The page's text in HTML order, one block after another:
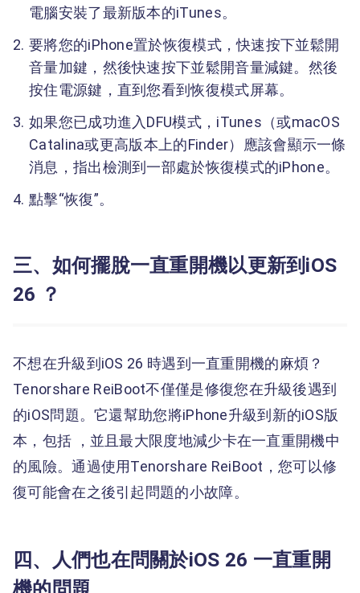
電腦安裝了最新版本的iTunes。
要將您的iPhone置於恢復模式，快速按下並鬆開
音量加鍵，然後快速按下並鬆開音量減鍵。然後
按住電源鍵，直到您看到恢復模式屏幕。
如果您已成功進入DFU模式，iTunes（或macOS
Catalina或更高版本上的Finder）應該會顯示一條
消息，指出檢測到一部處於恢復模式的iPhone。
點擊“恢復”。
三、如何擺脫一直重開機以更新到iOS
26 ？
不想在升級到iOS 26 時遇到一直重開機的麻煩？
Tenorshare ReiBoot不僅僅是修復您在升級後遇到
的iOS問題。它還幫助您將iPhone升級到新的iOS版
本，包括 ，並且最大限度地減少卡在一直重開機中
的風險。通過使用Tenorshare ReiBoot，您可以修
復可能會在之後引起問題的小故障。
四、人們也在問關於iOS 26 一直重開